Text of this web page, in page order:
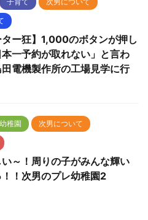
ター狂】1,000のボタンが押し
一予約が取れない」と言わ
電機製作所の工場見学に行
幼稚園 次男について
い～！周りの子がみんな輝い
！次男のプレ幼稚園2